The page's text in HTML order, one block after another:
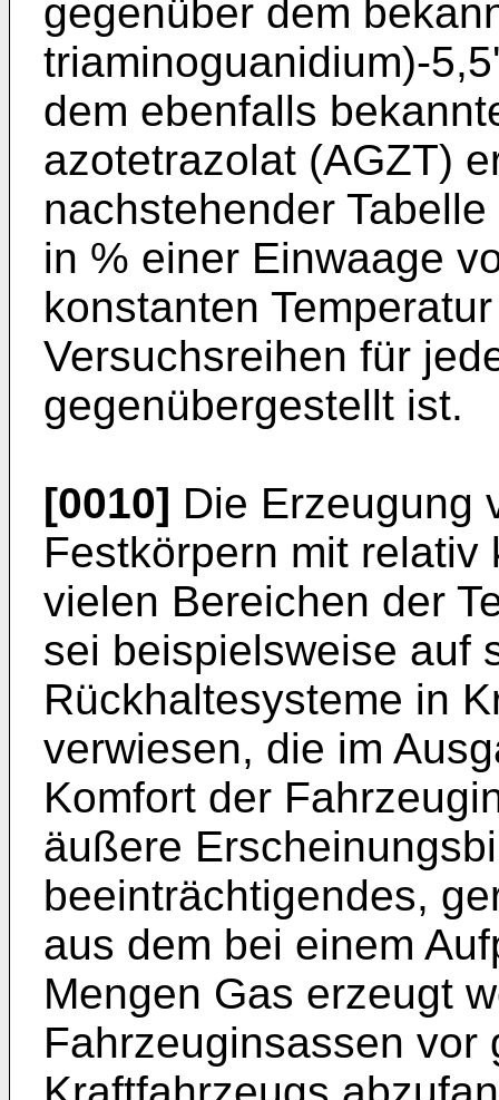
gegenüber dem
triaminoguanidium)-
dem ebenfalls
azotetrazolat (AGZT)
nachstehender
in % einer Einwaage
konstanten
Versuchsreihen für
gegenübergestellt ist.
[0010] Die Erzeugung
Festkörpern mit relativ
vielen Bereichen der
sei beispielsweise auf
Rückhaltesysteme in
verwiesen, die im
Komfort der
äußere
beeinträchtigendes,
aus dem bei einem
Mengen Gas erzeugt
Fahrzeuginsassen vor